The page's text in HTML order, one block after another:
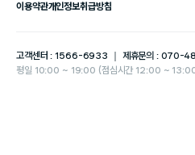
이용약관개인정보취급방침
고객센터 : 1566-6933 ｜ 제휴문의 : 070-
평일 10:00 ~ 19:00 (점심시간 12:00 ~